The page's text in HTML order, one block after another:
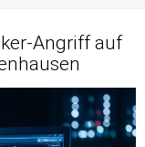
Angriff auf